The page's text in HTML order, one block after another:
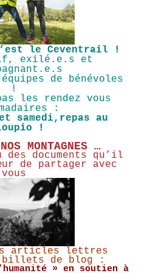
le Ceventrail !
exilé.e.s et
de bénévoles
!
les rendez vous
:
samedi,repas au
!
MONTAGNES …
des documents qu’il
de partager avec
vous
articles lettres
de blog :
» en soutien à